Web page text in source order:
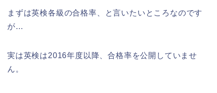
まずは英検各級の合格率、と言いたいところなのです
が…
実は英検は2016年度以降、合格率を公開していませ
ん。